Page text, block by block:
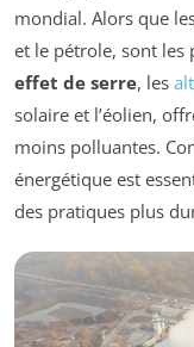
mondial. Alors que
et le pétrole, sont les
effet de serre, les
solaire et l’éolien,
moins polluantes.
énergétique est
des pratiques plus